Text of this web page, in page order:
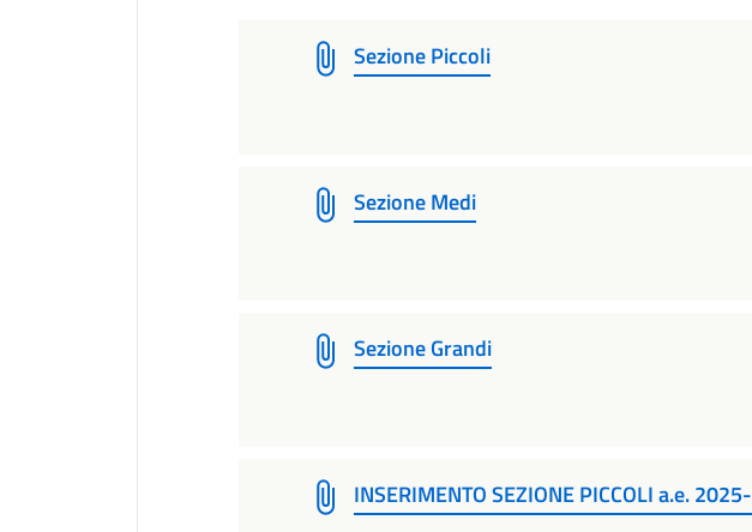
Sezione Piccoli
Sezione Medi
Sezione Grandi
INSERIMENTO SEZIONE PICCOLI a.e.